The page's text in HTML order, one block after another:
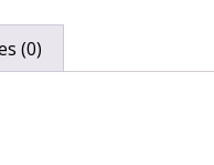
(0)